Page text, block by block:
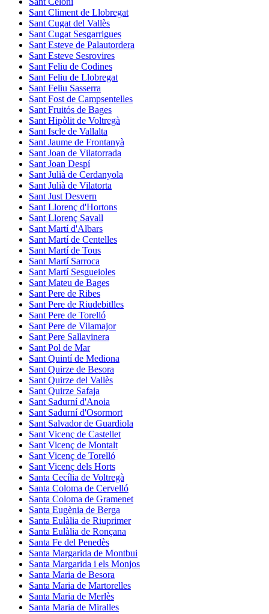
Sant Climent de Llobregat
Sant Cugat del Vallès
Sant Cugat Sesgarrigues
Sant Esteve de Palautordera
Sant Esteve Sesrovires
Sant Feliu de Codines
Sant Feliu de Llobregat
Sant Feliu Sasserra
Sant Fost de Campsentelles
Sant Fruitós de Bages
Sant Hipòlit de Voltregà
Sant Iscle de Vallalta
Sant Jaume de Frontanyà
Sant Joan de Vilatorrada
Sant Joan Despí
Sant Julià de Cerdanyola
Sant Julià de Vilatorta
Sant Just Desvern
Sant Llorenç d'Hortons
Sant Llorenç Savall
Sant Martí d'Albars
Sant Martí de Centelles
Sant Martí de Tous
Sant Martí Sarroca
Sant Martí Sesgueioles
Sant Mateu de Bages
Sant Pere de Ribes
Sant Pere de Riudebitlles
Sant Pere de Torelló
Sant Pere de Vilamajor
Sant Pere Sallavinera
Sant Pol de Mar
Sant Quintí de Mediona
Sant Quirze de Besora
Sant Quirze del Vallès
Sant Quirze Safaja
Sant Sadurní d'Anoia
Sant Sadurní d'Osormort
Sant Salvador de Guardiola
Sant Vicenç de Castellet
Sant Vicenç de Montalt
Sant Vicenç de Torelló
Sant Vicenç dels Horts
Santa Cecília de Voltregà
Santa Coloma de Cervelló
Santa Coloma de Gramenet
Santa Eugènia de Berga
Santa Eulàlia de Riuprimer
Santa Eulàlia de Ronçana
Santa Fe del Penedès
Santa Margarida de Montbui
Santa Margarida i els Monjos
Santa Maria de Besora
Santa Maria de Martorelles
Santa Maria de Merlès
Santa Maria de Miralles